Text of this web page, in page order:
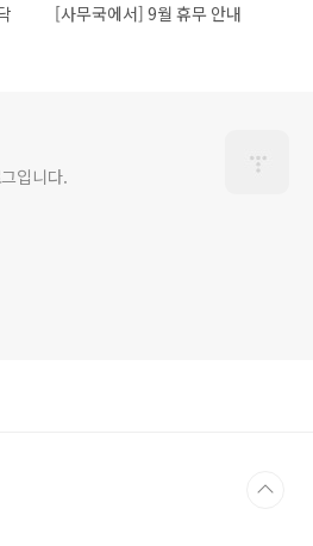
[사무국에서] 9월 휴무 안내
입니다.